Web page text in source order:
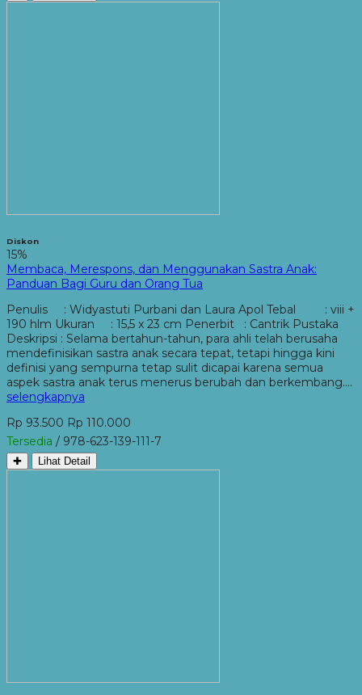
Diskon
15%
Membaca, Merespons, dan Menggunakan Sastra Anak:
Panduan Bagi Guru dan Orang Tua
Penulis : Widyastuti Purbani dan Laura Apol Tebal : viii +
190 hlm Ukuran : 15,5 x 23 cm Penerbit : Cantrik Pustaka
Deskripsi : Selama bertahun-tahun, para ahli telah berusaha
mendefinisikan sastra anak secara tepat, tetapi hingga kini
definisi yang sempurna tetap sulit dicapai karena semua
aspek sastra anak terus menerus berubah dan berkembang….
selengkapnya
Rp 93.500 Rp 110.000
Tersedia / 978-623-139-111-7
✚ Lihat Detail